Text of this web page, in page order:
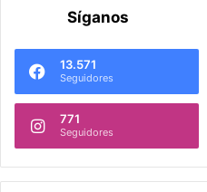
Síganos
13.571
Seguidores
771
Seguidores